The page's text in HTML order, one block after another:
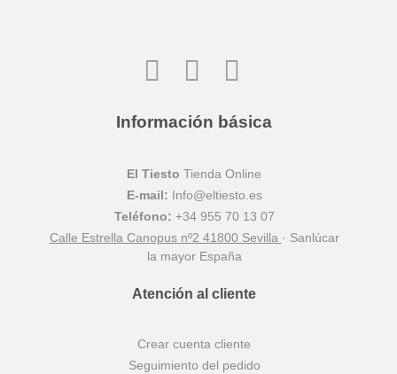
Información básica
El Tiesto Tienda Online
E-mail: Info@eltiesto.es
Teléfono: +34 955 70 13 07
Calle Estrella Canopus nº2 41800 Sevilla · Sanlúcar
la mayor España
Atención al cliente
Crear cuenta cliente
Seguimiento del pedido